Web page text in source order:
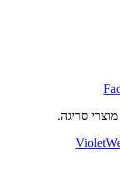
סריגה.